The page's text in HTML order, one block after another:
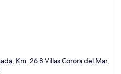
Km. 26.8 Villas Corora del Mar,